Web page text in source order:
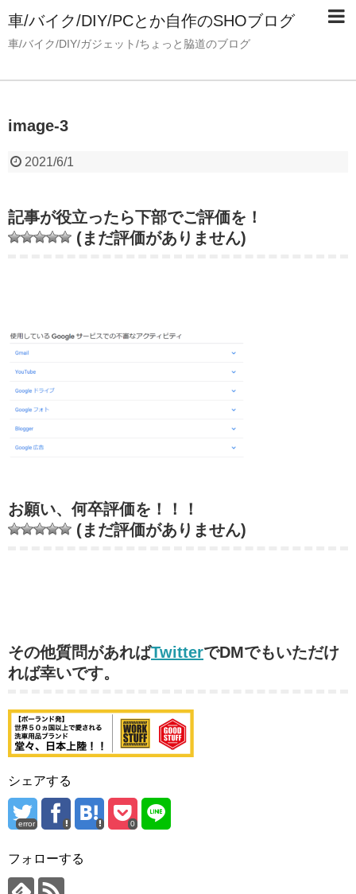
車/バイク/DIY/PCとか自作のSHOブログ
車/バイク/DIY/ガジェット/ちょっと脇道のブログ
image-3
2021/6/1
記事が役立ったら下部でご評価を！
(まだ評価がありません)
お願い、何卒評価を！！！
(まだ評価がありません)
その他質問があればTwitterでDMでもいただけ
れば幸いです。
シェアする
error 0
フォローする